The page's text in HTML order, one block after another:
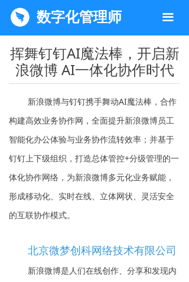
끀
数字化管理师
挥舞钉钉AI魔法棒，开启新
浪微博 AI一体化协作时代
新浪微博与钉钉携手舞动AI魔法棒，合作
构建高效业务协作网，全面提升新浪微博员工
智能化办公体验与业务协作流转效率；并基于
钉钉上下级组织，打造总体管控+分级管理的一
体化协作网络，为新浪微博多元化业务赋能，
形成移动化、实时在线、立体网状、灵活安全
的互联协作模式。
北京微梦创科网络技术有限公司
新浪微博是人们在线创作、分享和发现内